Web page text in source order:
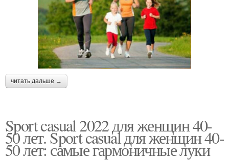
читать дальше →
Sport casual 2022 для женщин 40-
50 лет. Sport casual для женщин 40-
50 лет: самые гармоничные луки